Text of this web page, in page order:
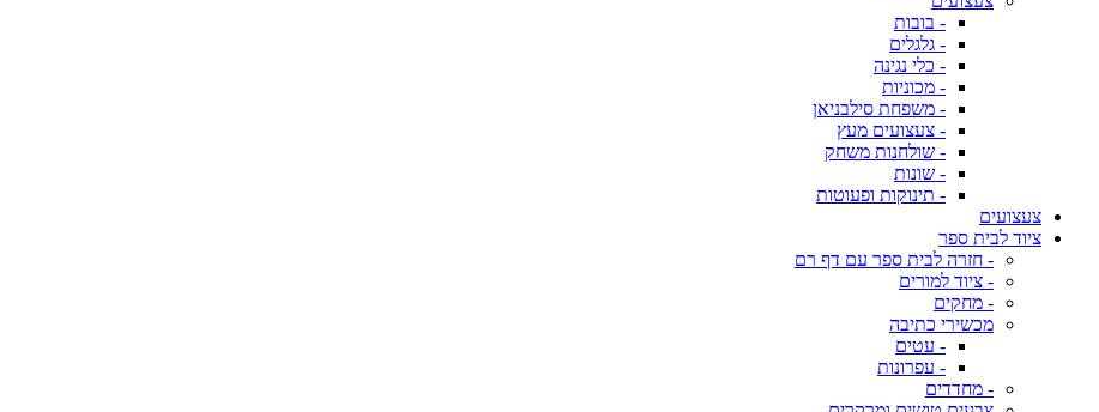
- בובות
- גלגלים
- כלי נגינה
- מכוניות
- משפחת סילבניאן
- צעצועים מעץ
- שולחנות משחק
- שונות
- תינוקות ופעוטות
צעצועים
ציוד לבית ספר
- חזרה לבית ספר עם דף רם
- ציוד למורים
- מחקים
מכשירי כתיבה
- עטים
- עפרונות
- מחדדים